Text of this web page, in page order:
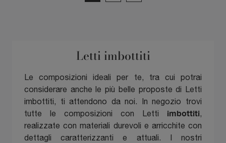
Letti imbottiti
Le composizioni ideali per te, tra cui potrai
considerare anche le più belle proposte di Letti
imbottiti, ti attendono da noi. In negozio trovi
tutte le composizioni con Letti imbottiti,
realizzate con materiali durevoli e arricchite con
dettagli caratterizzanti e attuali. I nostri